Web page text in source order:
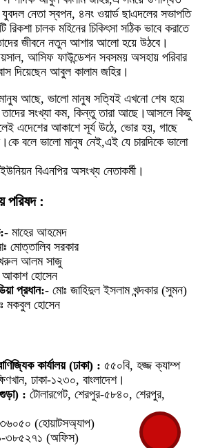
নেতা স্বপন, ৪নং ওয়ার্ড ছাএদলের সভাপতি
চালক মহিনের চিকিৎসা সঠিক ভাবে করাতে
জীবনে নতুন আশার আলো হয়ে উঠবে।
আসিফ ফাউন্ডেশন সবসময় অসহায় পরিবার
দিয়েছেন আবুল কালাম জহির।
আছে, ভালো মানুষ সত্যিই এখনো শেষ হয়ে
তাদের সংখ্যা কম, কিন্তু তারা আছে।আসলে কিছু
এদেশের আকাশে সূর্য উঠে, ভোর হয়, গাছে
বলে ভালো মানুষ নেই,এই যে চারদিকে ভালো
বিএনপির অসংখ্য নেতাকর্মী।
পরিষদ :
মাহের আহমেদ
মোত্তালিব সরকার
আলম সাজু
আকাশ হোসেন
প্রধান:- মোঃ জাহিদুল ইসলাম খন্দকার (সুমন)
মকবুল হোসেন
কার্যালয় (ঢাকা) : ৫৫০বি, হজ্জ ক্যাম্প
ঢাকা-১২৩০, বাংলাদেশ।
: টোলারগেট, শেরপুর-৫৮৪০, শেরপুর,
(হোয়াটসঅ্যাপ)
(অফিস)